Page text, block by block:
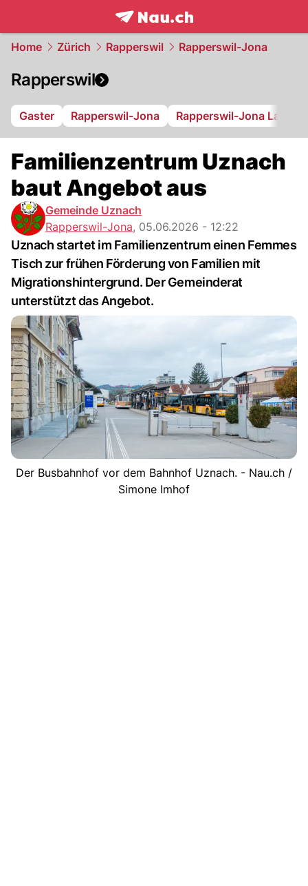
frontpage.NAU.ch
Home Zürich Rapperswil Rapperswil-Jona
Rapperswil
Gaster Rapperswil-Jona Rapperswil-Jona Lakers
Familienzentrum Uznach
baut Angebot aus
Gemeinde Uznach
Rapperswil-Jona, 05.06.2026 - 12:22
Uznach startet im Familienzentrum einen Femmes
Tisch zur frühen Förderung von Familien mit
Migrationshintergrund. Der Gemeinderat
unterstützt das Angebot.
Der Busbahnhof vor dem Bahnhof Uznach. - Nau.ch /
Simone Imhof